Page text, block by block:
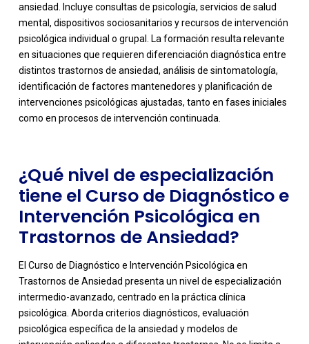
ansiedad. Incluye consultas de psicología, servicios de salud
mental, dispositivos sociosanitarios y recursos de intervención
psicológica individual o grupal. La formación resulta relevante
en situaciones que requieren diferenciación diagnóstica entre
distintos trastornos de ansiedad, análisis de sintomatología,
identificación de factores mantenedores y planificación de
intervenciones psicológicas ajustadas, tanto en fases iniciales
como en procesos de intervención continuada.
-
¿Qué nivel de especialización
tiene el Curso de Diagnóstico e
Intervención Psicológica en
Trastornos de Ansiedad?
El Curso de Diagnóstico e Intervención Psicológica en
Trastornos de Ansiedad presenta un nivel de especialización
intermedio-avanzado, centrado en la práctica clínica
psicológica. Aborda criterios diagnósticos, evaluación
psicológica específica de la ansiedad y modelos de